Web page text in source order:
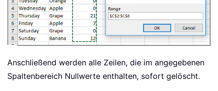
Anschließend werden alle Zeilen, die im angegebenen
Spaltenbereich Nullwerte enthalten, sofort gelöscht.